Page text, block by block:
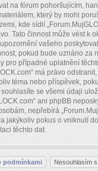
na fórum pohoršujícím,
který by mohl
kde sídlí
Tato činnost může vést k
vašeho
pokud bude uznáno za
pro případné uplatnění
má právo
téma nebo příspěvek,
se všemi údaji
ani phpBB
nepřebírá
jakýkoliv pokus o vniknutí
těchto dat.